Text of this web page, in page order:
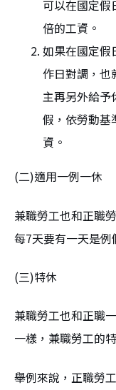
可以在國定假
倍的工資。
如果在國定假
作日對調，也
主再另外給予
假，依勞動基
資。
(二)適用一例一休
兼職勞工也和正職
每7天要有一天是例
(三)特休
兼職勞工也和正職
一樣，兼職勞工的
舉例來說，正職勞